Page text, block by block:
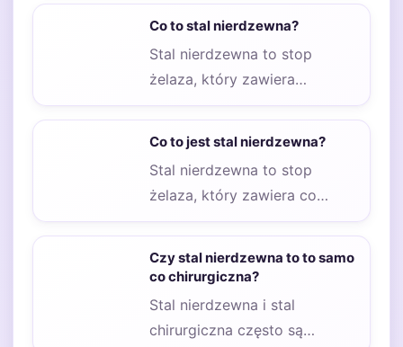
jednak istnieją między…
Co to stal nierdzewna?
Stal nierdzewna to stop
żelaza, który zawiera
minimum 10,5% chromu, co
właściwości…
Co to jest stal nierdzewna?
Stal nierdzewna to stop
żelaza, który zawiera co
najmniej 10,5% chromu, co
Czy stal nierdzewna to to samo
co chirurgiczna?
Stal nierdzewna i stal
chirurgiczna często są